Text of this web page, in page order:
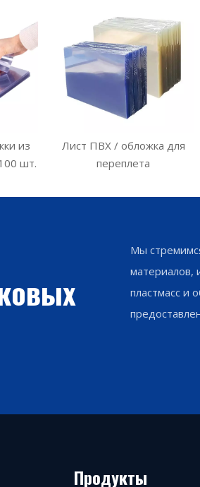
из
шт.
Лист ПВХ / обложка для
переплета
Мы
материалов,
пластмасс и
Продукты